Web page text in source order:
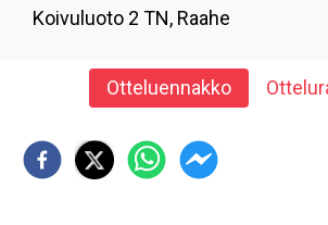
Koivuluoto 2 TN, Raahe
Otteluennakko